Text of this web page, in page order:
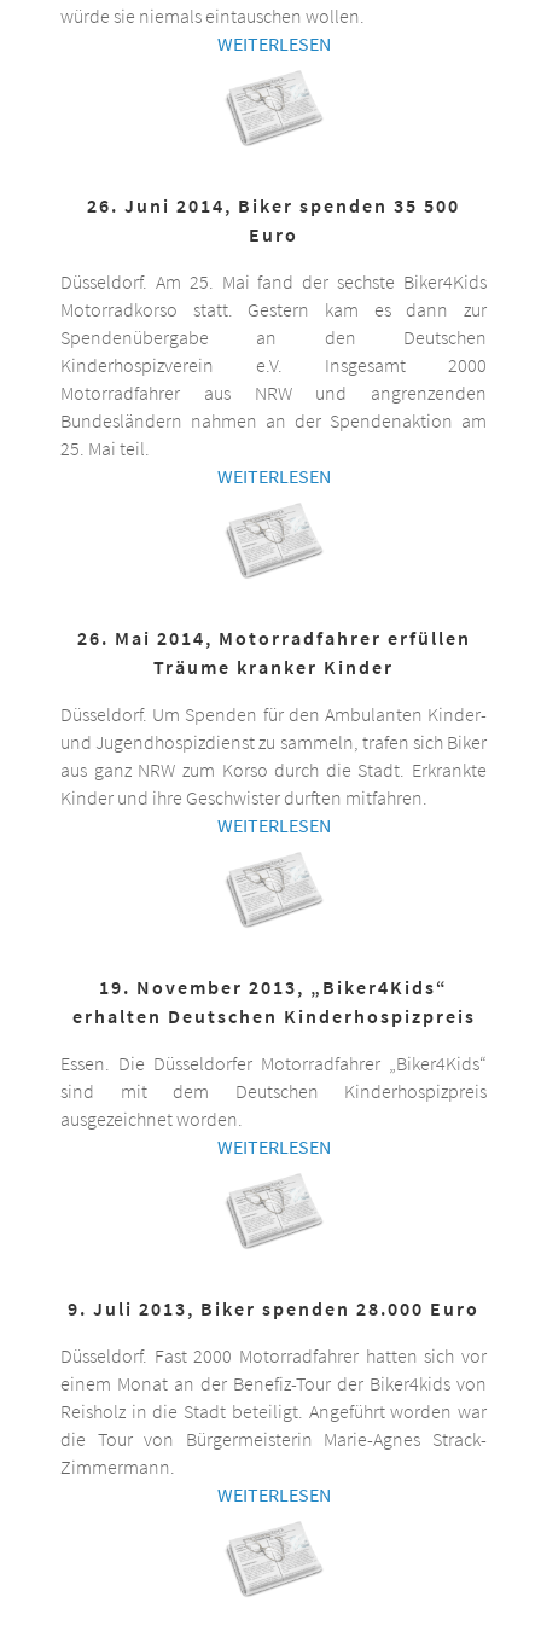
würde sie niemals eintauschen wollen.
WEITERLESEN
26. Juni 2014, Biker spenden 35 500
Euro
Düsseldorf. Am 25. Mai fand der sechste Biker4Kids
Motorradkorso statt. Gestern kam es dann zur
Spendenübergabe an den Deutschen
Kinderhospizverein e.V. Insgesamt 2000
Motorradfahrer aus NRW und angrenzenden
Bundesländern nahmen an der Spendenaktion am
25. Mai teil.
WEITERLESEN
26. Mai 2014, Motorradfahrer erfüllen
Träume kranker Kinder
Düsseldorf. Um Spenden für den Ambulanten Kinder-
und Jugendhospizdienst zu sammeln, trafen sich Biker
aus ganz NRW zum Korso durch die Stadt. Erkrankte
Kinder und ihre Geschwister durften mitfahren.
WEITERLESEN
19. November 2013, „Biker4Kids“
erhalten Deutschen Kinderhospizpreis
Essen. Die Düsseldorfer Motorradfahrer „Biker4Kids“
sind mit dem Deutschen Kinderhospizpreis
ausgezeichnet worden.
WEITERLESEN
9. Juli 2013, Biker spenden 28.000 Euro
Düsseldorf. Fast 2000 Motorradfahrer hatten sich vor
einem Monat an der Benefiz-Tour der Biker4kids von
Reisholz in die Stadt beteiligt. Angeführt worden war
die Tour von Bürgermeisterin Marie-Agnes Strack-
Zimmermann.
WEITERLESEN